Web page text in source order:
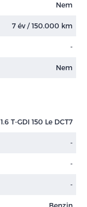
Nem
7 év / 150.000 km
-
Nem
1.6 T-GDI 150 Le DCT7
-
-
-